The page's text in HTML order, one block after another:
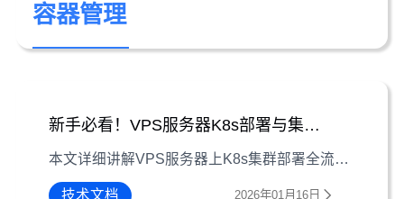
容器管理
新手必看！VPS服务器K8s部署与集群搭建全流程
本文详细讲解VPS服务器上K8s集群部署全流程，涵盖环境准备、组件安装及集群搭建关键步骤，适合新手快速上手。
技术文档 2026年01月16日